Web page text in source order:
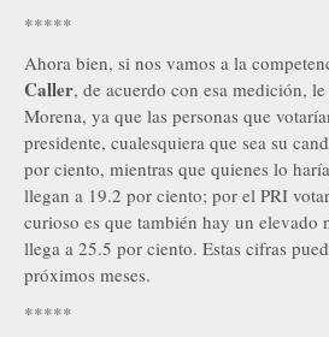
*****
Ahora bien, si nos vamos a la
Caller, de acuerdo con esa medición,
Morena, ya que las personas que
presidente, cualesquiera que sea su
por ciento, mientras que quienes lo
llegan a 19.2 por ciento; por el PRI
curioso es que también hay un elevado
llega a 25.5 por ciento. Estas cifras
próximos meses.
*****